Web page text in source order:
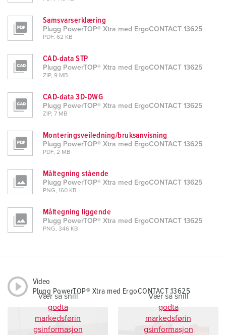
Samsvarserklæring
Plugg PowerTOP® Xtra med ErgoCONTACT 13625
PDF, 62 KB
CAD-data STP
Plugg PowerTOP® Xtra med ErgoCONTACT 13625
ZIP, 9 MB
CAD-data 3D-DWG
Plugg PowerTOP® Xtra med ErgoCONTACT 13625
ZIP, 7 MB
Monteringsveiledning/bruksanvisning
Plugg PowerTOP® Xtra med ErgoCONTACT 13625
PDF, 2 MB
Måltegning stående
Plugg PowerTOP® Xtra med ErgoCONTACT 13625
PNG, 160 KB
Måltegning liggende
Plugg PowerTOP® Xtra med ErgoCONTACT 13625
PNG, 346 KB
Video
Plugg PowerTOP® Xtra med ErgoCONTACT 13625
Vær så snill
godta
markedsførin
gsinformasjon
Vær så snill
godta
markedsførin
gsinformasjon